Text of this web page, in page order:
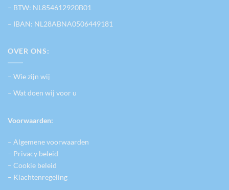
– BTW: NL854612920B01
– IBAN: NL28ABNA0506449181
OVER ONS:
– Wie zijn wij
– Wat doen wij voor u
Voorwaarden:
– Algemene voorwaarden
– Privacy beleid
– Cookie beleid
– Klachtenregeling